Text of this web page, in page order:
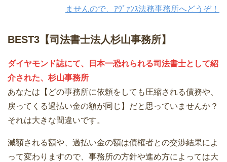
ませんので、ｱｳﾞｧﾝｽ法務事務所へどうぞ！
BEST3【司法書士法人杉山事務所】
ダイヤモンド誌にて、日本一恐れられる司法書士として紹
介された、杉山事務所
あなたは【どの事務所に依頼をしても圧縮される債務や、
戻ってくる過払い金の額が同じ】だと思っていませんか？
それは大きな間違いです。
減額される額や、過払い金の額は債権者との交渉結果によ
って変わりますので、事務所の方針や進め方によっては大